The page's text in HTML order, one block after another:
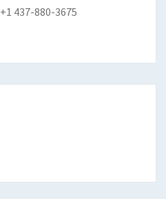
437-880-3675